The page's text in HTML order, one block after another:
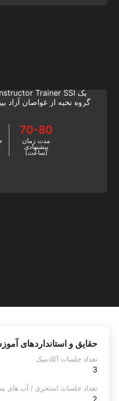
گروه نخبه از غواصان آزاد
70-80
مدت زمان
پیشنهادی
(ساعت)
حقایق و استانداردهای
تعداد جلسات آکادمیک
3
تعداد جلسات استخری / آب های
2